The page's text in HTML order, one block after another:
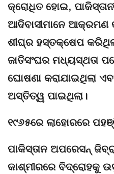
କ୍ରୋଧିତ ହୋଇ, ପାକିସ୍ତାନୀ
ଆଦିବାସୀମାନେ ଆକ୍ରମଣ
ଶୀଘ୍ର ହସ୍ତକ୍ଷେପ
ଜାତିସଂଘର ମଧ୍ୟସ୍ଥତା
ଘୋଷଣା କରାଯାଇଥିଲା
ଅସ୍ତିତ୍ୱ ପାଇଥିଲା।
୧୯୬୫ରେ ଲାହୋରରେ
ପାକିସ୍ତାନ ଅପରେସନ୍
କାଶ୍ମୀରରେ ବିଦ୍ରୋହକୁ